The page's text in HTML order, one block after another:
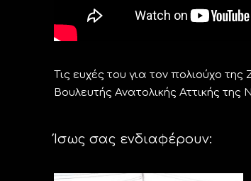
Τις ευχές του για τον πολιούχο
Βουλευτής Ανατολικής Αττικής
Ίσως σας ενδιαφέρουν: